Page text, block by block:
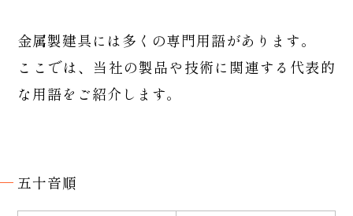
金属製建具には多くの専門用語があります。
ここでは、当社の製品や技術に関連する代表的
な用語をご紹介します。
五十音順